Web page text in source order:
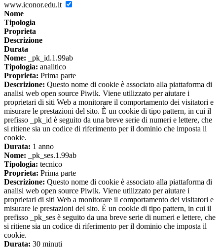
www.iconor.edu.it
Nome
Tipologia
Proprieta
Descrizione
Durata
Nome: _pk_id.1.99ab
Tipologia: analitico
Proprieta: Prima parte
Descrizione: Questo nome di cookie è associato alla piattaforma di
analisi web open source Piwik. Viene utilizzato per aiutare i
proprietari di siti Web a monitorare il comportamento dei visitatori e
misurare le prestazioni del sito. È un cookie di tipo pattern, in cui il
prefisso _pk_id è seguito da una breve serie di numeri e lettere, che
si ritiene sia un codice di riferimento per il dominio che imposta il
cookie.
Durata: 1 anno
Nome: _pk_ses.1.99ab
Tipologia: tecnico
Proprieta: Prima parte
Descrizione: Questo nome di cookie è associato alla piattaforma di
analisi web open source Piwik. Viene utilizzato per aiutare i
proprietari di siti Web a monitorare il comportamento dei visitatori e
misurare le prestazioni del sito. È un cookie di tipo pattern, in cui il
prefisso _pk_ses è seguito da una breve serie di numeri e lettere, che
si ritiene sia un codice di riferimento per il dominio che imposta il
cookie.
Durata: 30 minuti